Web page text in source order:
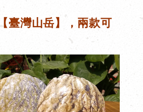
臺灣山岳】，兩款可